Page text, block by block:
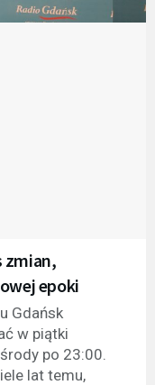
zmian,
epoki
Gdańsk
w piątki
po 23:00.
lat temu,